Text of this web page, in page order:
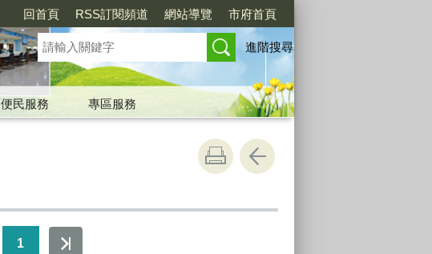
回首頁 RSS訂閱頻道 網站導覽 市府首頁
進階搜尋
便民服務
專區服務
1